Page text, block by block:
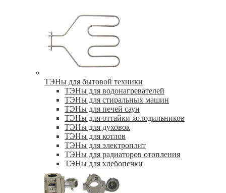
ТЭНы для бытовой техники
ТЭНы для водонагревателей
ТЭНы для стиральных машин
ТЭНы для печей саун
ТЭНы для оттайки холодильников
ТЭНы для духовок
ТЭНы для котлов
ТЭНы для электроплит
ТЭНы для радиаторов отопления
ТЭНы для хлебопечки